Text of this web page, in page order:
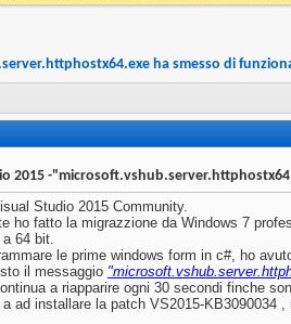
ha smesso di
2015 -
Studio 2015 Community.
ho fatto la migrazzione da Windows 7
64 bit.
le prime windows form in c#, ho
il messaggio
a riapparire ogni 30 secondi finche
a ad installare la patch VS2015-KB3090034